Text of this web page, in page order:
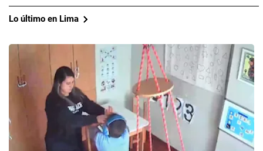
Lo último en Lima